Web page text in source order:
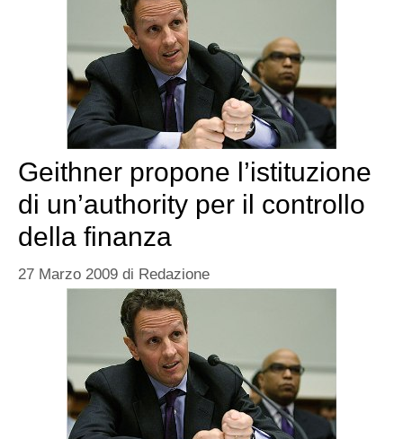
Geithner propone l’istituzione
di un’authority per il controllo
della finanza
27 Marzo 2009 di Redazione